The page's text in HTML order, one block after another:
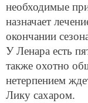
необходимые
назначает
окончании
У Ленара есть
также охотно
нетерпением
Лику сахаром.